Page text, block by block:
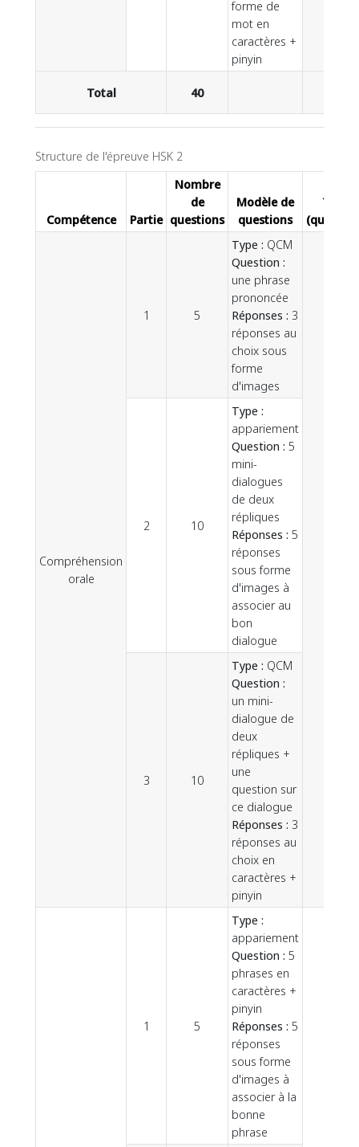
forme de
mot en
caractères +
pinyin
Total 40
Structure de l'épreuve HSK 2
Compétence Partie
Nombre
de
questions
Modèle de
questions
Total
Compréhension
orale
1 5
Type : QCM
Question :
une phrase
prononcée
Réponses : 3
réponses au
choix sous
forme
d'images
2 10
Type :
appariement
Question : 5
mini-
dialogues
de deux
répliques
Réponses : 5
réponses
sous forme
d'images à
associer au
bon
dialogue
3 10
Type : QCM
Question :
un mini-
dialogue de
deux
répliques +
une
question sur
ce dialogue
Réponses : 3
réponses au
choix en
caractères +
pinyin
1 5
Type :
appariement
Question : 5
phrases en
caractères +
pinyin
Réponses : 5
réponses
sous forme
d'images à
associer à la
bonne
phrase